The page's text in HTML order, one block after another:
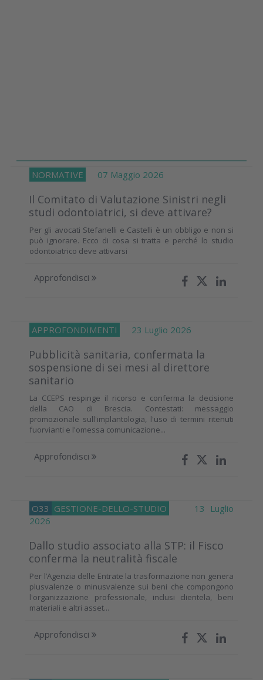
NORMATIVE 07 Maggio 2026
Il Comitato di Valutazione Sinistri negli
studi odontoiatrici, si deve attivare?
Per gli avocati Stefanelli e Castelli è un obbligo e non si
può ignorare. Ecco di cosa si tratta e perché lo studio
odontoiatrico deve attivarsi
Approfondisci
APPROFONDIMENTI 23 Luglio 2026
Pubblicità sanitaria, confermata la
sospensione di sei mesi al direttore
sanitario
La CCEPS respinge il ricorso e conferma la decisione
della CAO di Brescia. Contestati: messaggio
promozionale sull'implantologia, l'uso di termini ritenuti
fuorvianti e l'omessa comunicazione...
Approfondisci
O33 GESTIONE-DELLO-STUDIO
13 Luglio
2026
Dallo studio associato alla STP: il Fisco
conferma la neutralità fiscale
Per l’Agenzia delle Entrate la trasformazione non genera
plusvalenze o minusvalenze sui beni che compongono
l'organizzazione professionale, inclusi clientela, beni
materiali e altri asset...
Approfondisci